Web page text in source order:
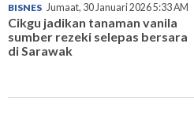
BISNES Jumaat, 30 Januari 2026 5:33 AM
Cikgu jadikan tanaman vanila
sumber rezeki selepas bersara
di Sarawak